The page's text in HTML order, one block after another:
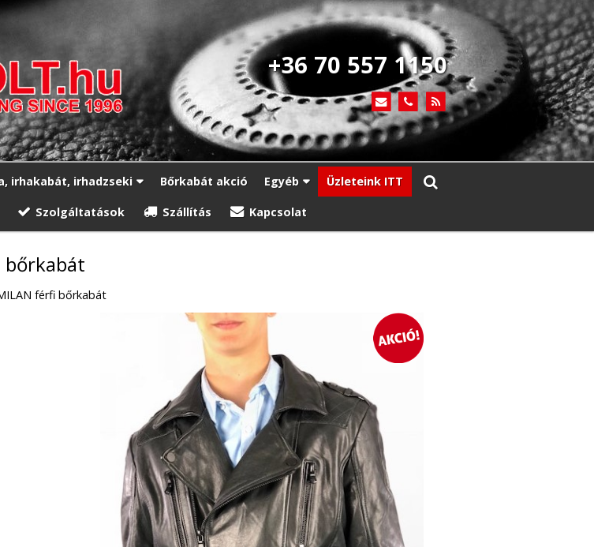
+36 70 557 1150
irhakabát, irhadzseki Bőrkabát akció Egyéb Üzleteink ITT
Szolgáltatások Szállítás Kapcsolat
bőrkabát
férfi bőrkabát